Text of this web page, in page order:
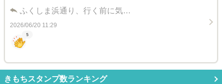
ふくしま浜通り、行く前に気…
2026/06/20 11:29
5
きもちスタンプ数ランキング